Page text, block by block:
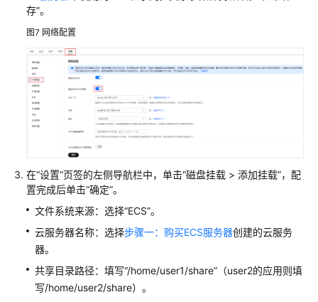
画
ComfyUI/ComfyUI+FLUX
资
源
和
成
划
使
用
FunctionGraph
部
AI
绘
存”。
图7 网络配置
在“设置”页签的左侧导航栏中，单击“磁盘挂载 > 添加挂载”，配
置完成后单击“确定”。
文件系统来源：选择“ECS”。
云服务器名称：选择步骤一：购买ECS服务器创建的云服务
器。
共享目录路径：填写“/home/user1/share”（user2的应用则填
写/home/user2/share）。